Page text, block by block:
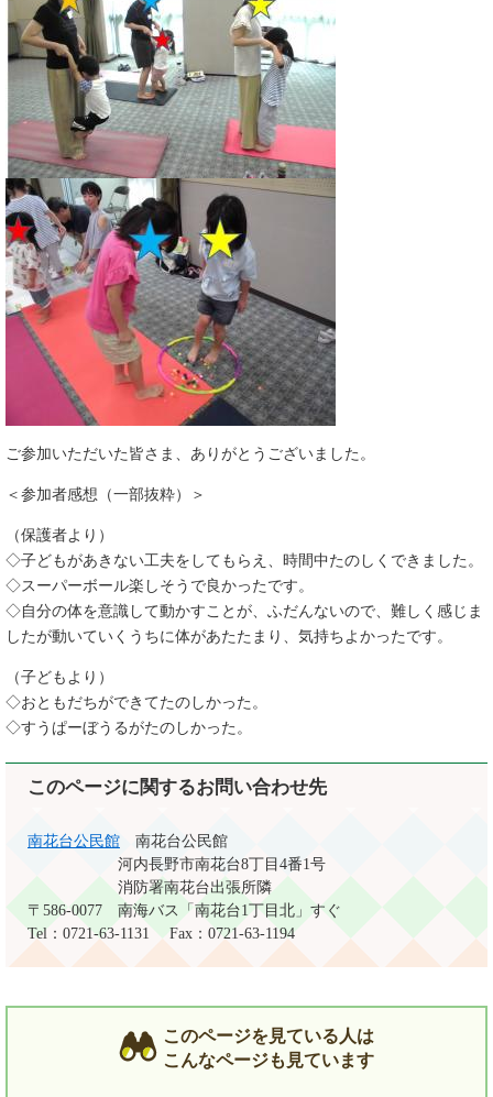
ご参加いただいた皆さま、ありがとうございました。
＜参加者感想（一部抜粋）＞
（保護者より）
​◇子どもがあきない工夫をしてもらえ、時間中たのしくできました。
◇スーパーボール楽しそうで良かったです。
◇自分の体を意識して動かすことが、ふだんないので、難しく感じま
したが動いていくうちに体があたたまり、気持ちよかったです。
（子どもより）
◇おともだちができてたのしかった。
◇すうぱーぼうるがたのしかった。
このページに関するお問い合わせ先
南花台公民館 南花台公民館
〒586-0077
河内長野市南花台8丁目4番1号
消防署南花台出張所隣
南海バス「南花台1丁目北」すぐ
Tel：0721-63-1131
Fax：0721-63-1194
このページを見ている人は
こんなページも見ています